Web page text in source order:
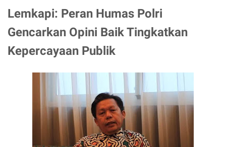
Lemkapi: Peran Humas Polri
Gencarkan Opini Baik Tingkatkan
Kepercayaan Publik